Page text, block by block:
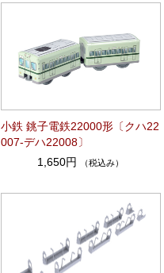
小鉄 銚子電鉄22000形〔クハ22
007-デハ22008〕
1,650円
（税込み）